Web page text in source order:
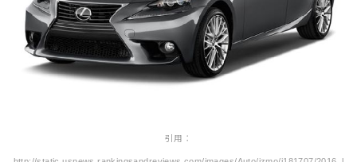
引用：